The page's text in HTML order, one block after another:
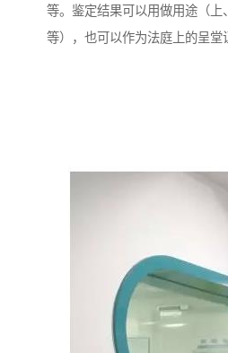
等。鉴定结果可以用做用途（上
等），也可以作为法庭上的呈堂